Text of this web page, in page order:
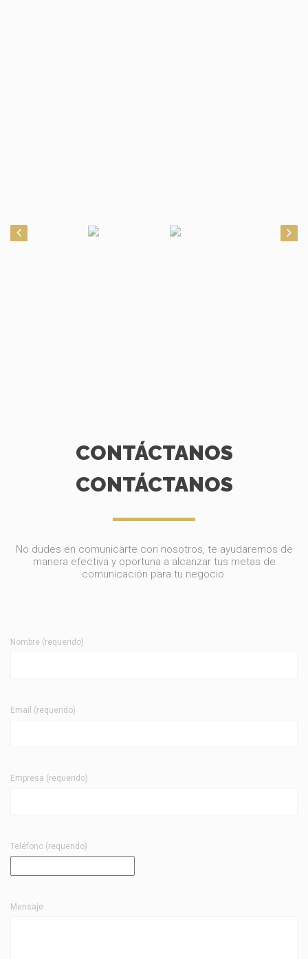
CONTÁCTANOS
CONTÁCTANOS
No dudes en comunicarte con nosotros, te ayudaremos de
manera efectiva y oportuna a alcanzar tus metas de
comunicación para tu negocio.
Nombre (requerido)
Email (requerido)
Empresa (requerido)
Teléfono (requerido)
Mensaje